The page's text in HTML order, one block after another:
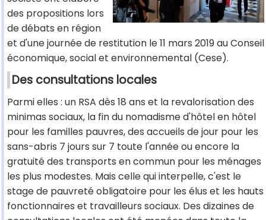
des propositions lors
de débats en région
et d'une journée de restitution le 11 mars 2019 au Conseil
économique, social et environnemental (Cese).
Des consultations locales
Parmi elles : un RSA dès 18 ans et la revalorisation des
minimas sociaux, la fin du nomadisme d'hôtel en hôtel
pour les familles pauvres, des accueils de jour pour les
sans-abris 7 jours sur 7 toute l'année ou encore la
gratuité des transports en commun pour les ménages
les plus modestes. Mais celle qui interpelle, c'est le
stage de pauvreté obligatoire pour les élus et les hauts
fonctionnaires et travailleurs sociaux. Des dizaines de